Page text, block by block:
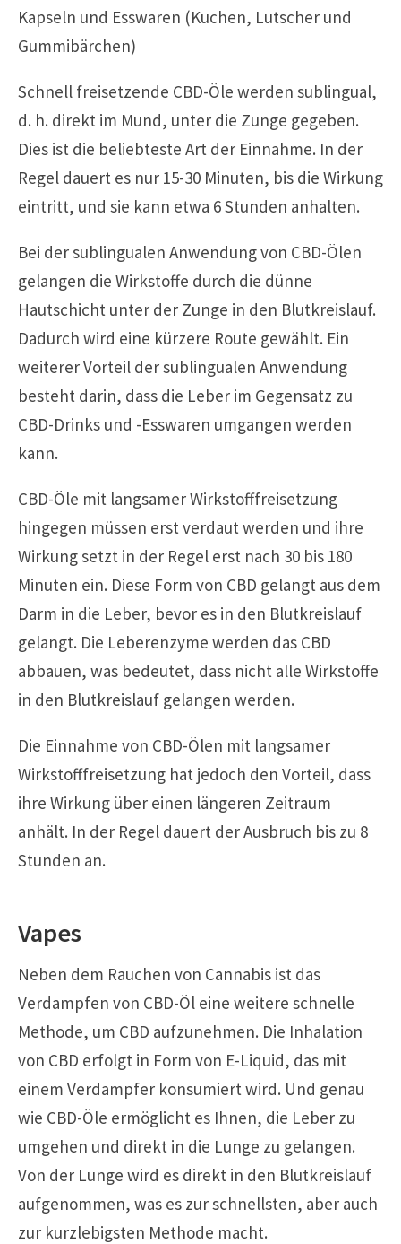
Kapseln und Esswaren (Kuchen, Lutscher und
Gummibärchen)
Schnell freisetzende CBD-Öle werden sublingual,
d. h. direkt im Mund, unter die Zunge gegeben.
Dies ist die beliebteste Art der Einnahme. In der
Regel dauert es nur 15-30 Minuten, bis die Wirkung
eintritt, und sie kann etwa 6 Stunden anhalten.
Bei der sublingualen Anwendung von CBD-Ölen
gelangen die Wirkstoffe durch die dünne
Hautschicht unter der Zunge in den Blutkreislauf.
Dadurch wird eine kürzere Route gewählt. Ein
weiterer Vorteil der sublingualen Anwendung
besteht darin, dass die Leber im Gegensatz zu
CBD-Drinks und -Esswaren umgangen werden
kann.
CBD-Öle mit langsamer Wirkstofffreisetzung
hingegen müssen erst verdaut werden und ihre
Wirkung setzt in der Regel erst nach 30 bis 180
Minuten ein. Diese Form von CBD gelangt aus dem
Darm in die Leber, bevor es in den Blutkreislauf
gelangt. Die Leberenzyme werden das CBD
abbauen, was bedeutet, dass nicht alle Wirkstoffe
in den Blutkreislauf gelangen werden.
Die Einnahme von CBD-Ölen mit langsamer
Wirkstofffreisetzung hat jedoch den Vorteil, dass
ihre Wirkung über einen längeren Zeitraum
anhält. In der Regel dauert der Ausbruch bis zu 8
Stunden an.
Vapes
Neben dem Rauchen von Cannabis ist das
Verdampfen von CBD-Öl eine weitere schnelle
Methode, um CBD aufzunehmen. Die Inhalation
von CBD erfolgt in Form von E-Liquid, das mit
einem Verdampfer konsumiert wird. Und genau
wie CBD-Öle ermöglicht es Ihnen, die Leber zu
umgehen und direkt in die Lunge zu gelangen.
Von der Lunge wird es direkt in den Blutkreislauf
aufgenommen, was es zur schnellsten, aber auch
zur kurzlebigsten Methode macht.